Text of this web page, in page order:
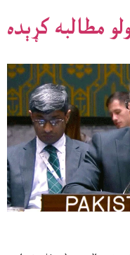
مطالبه کړېده